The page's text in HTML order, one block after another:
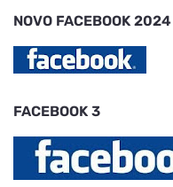
NOVO FACEBOOK 2024
FACEBOOK 3